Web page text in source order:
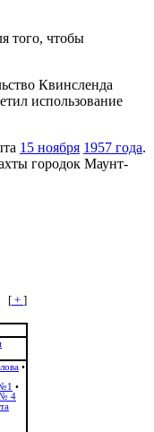
того, чтобы
Квинсленда
использование
15 ноября 1957 года.
городок Маунт-
[ + ]
•
•
4